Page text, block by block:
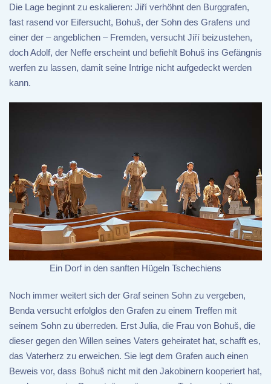
Die Lage beginnt zu eskalieren: Jiří verhöhnt den Burggrafen,
fast rasend vor Eifersucht, Bohuš, der Sohn des Grafens und
einer der – angeblichen – Fremden, versucht Jiří beizustehen,
doch Adolf, der Neffe erscheint und befiehlt Bohuš ins Gefängnis
werfen zu lassen, damit seine Intrige nicht aufgedeckt werden
kann.
Ein Dorf in den sanften Hügeln Tschechiens
Noch immer weitert sich der Graf seinen Sohn zu vergeben,
Benda versucht erfolglos den Grafen zu einem Treffen mit
seinem Sohn zu überreden. Erst Julia, die Frau von Bohuš, die
dieser gegen den Willen seines Vaters geheiratet hat, schafft es,
das Vaterherz zu erweichen. Sie legt dem Grafen auch einen
Beweis vor, dass Bohuš nicht mit den Jakobinern kooperiert hat,